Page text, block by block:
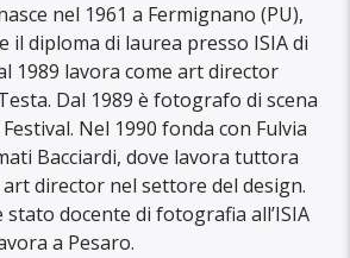
nel 1961 a Fermignano (PU),
il diploma di laurea presso ISIA di
1989 lavora come art director
Dal 1989 è fotografo di scena
Nel 1990 fonda con Fulvia
Bacciardi, dove lavora tuttora
director nel settore del design.
stato docente di fotografia all’ISIA
a Pesaro.